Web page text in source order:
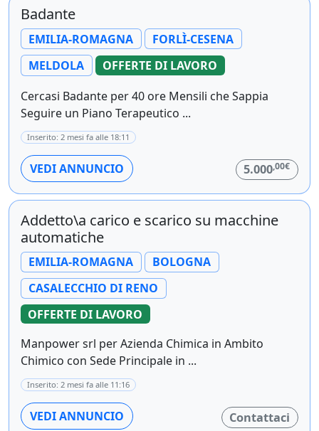
Badante
EMILIA-ROMAGNA
FORLÌ-CESENA
MELDOLA
OFFERTE DI LAVORO
Cercasi Badante per 40 ore Mensili che Sappia
Seguire un Piano Terapeutico ...
Inserito: 2 mesi fa alle 18:11
VEDI ANNUNCIO 5.000,00€
Addetto\a carico e scarico su macchine
automatiche
EMILIA-ROMAGNA
BOLOGNA
CASALECCHIO DI RENO
OFFERTE DI LAVORO
Manpower srl per Azienda Chimica in Ambito
Chimico con Sede Principale in ...
Inserito: 2 mesi fa alle 11:16
VEDI ANNUNCIO Contattaci